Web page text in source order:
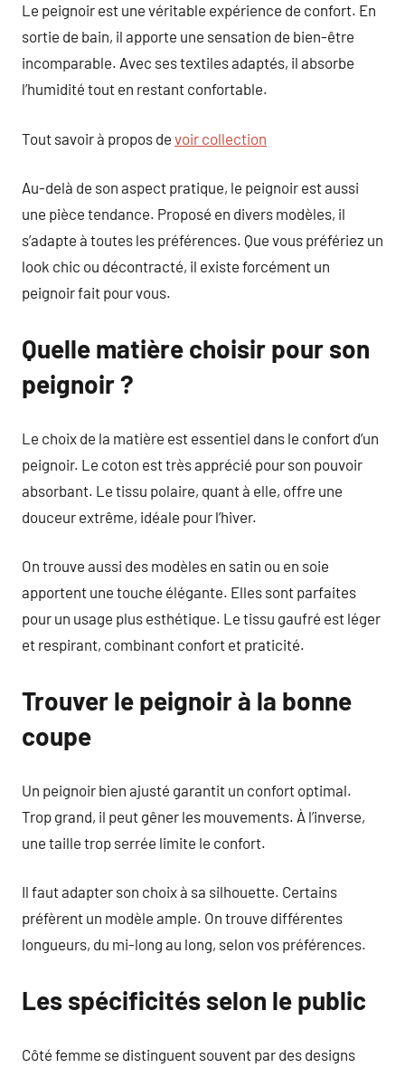
Le peignoir est une véritable expérience de confort. En
sortie de bain, il apporte une sensation de bien-être
incomparable. Avec ses textiles adaptés, il absorbe
l’humidité tout en restant confortable.
Tout savoir à propos de voir collection
Au-delà de son aspect pratique, le peignoir est aussi
une pièce tendance. Proposé en divers modèles, il
s’adapte à toutes les préférences. Que vous préfériez un
look chic ou décontracté, il existe forcément un
peignoir fait pour vous.
Quelle matière choisir pour son
peignoir ?
Le choix de la matière est essentiel dans le confort d’un
peignoir. Le coton est très apprécié pour son pouvoir
absorbant. Le tissu polaire, quant à elle, offre une
douceur extrême, idéale pour l’hiver.
On trouve aussi des modèles en satin ou en soie
apportent une touche élégante. Elles sont parfaites
pour un usage plus esthétique. Le tissu gaufré est léger
et respirant, combinant confort et praticité.
Trouver le peignoir à la bonne
coupe
Un peignoir bien ajusté garantit un confort optimal.
Trop grand, il peut gêner les mouvements. À l’inverse,
une taille trop serrée limite le confort.
Il faut adapter son choix à sa silhouette. Certains
préfèrent un modèle ample. On trouve différentes
longueurs, du mi-long au long, selon vos préférences.
Les spécificités selon le public
Côté femme se distinguent souvent par des designs